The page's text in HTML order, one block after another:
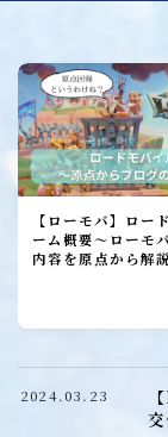
KXR
KXR日記
メンバー募
加入者レポ
ローモバ攻略
建設
研究
【ローモバ】ロー
ーム概要～ローモ
内容を原点から解
2024.03.23